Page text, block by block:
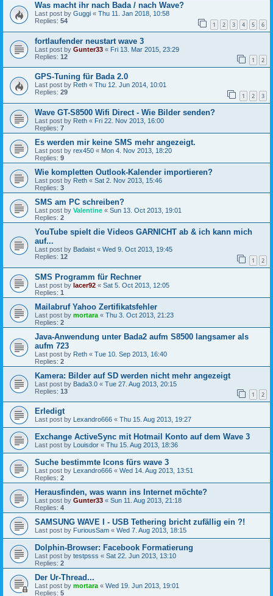
Was macht ihr nach Bada / nach Wave?
Last post by Guggi « Thu 11. Jan 2018, 10:58
Replies: 54 1 2 3 4 5 6
fortlaufender neustart wave 3
Last post by Gunter33 « Fri 13. Mar 2015, 23:29
Replies: 12 1 2
GPS-Tuning für Bada 2.0
Last post by Reth « Thu 12. Jun 2014, 10:01
Replies: 29 1 2 3
Wave GT-S8500 Wifi Direct - Wie Bilder senden?
Last post by Reth « Fri 22. Nov 2013, 16:00
Replies: 7
Es werden mir keine SMS mehr angezeigt.
Last post by rex450 « Mon 4. Nov 2013, 18:20
Replies: 9
Wie kompletten Outlook-Kalender importieren?
Last post by Reth « Sat 2. Nov 2013, 15:46
Replies: 3
SMS am PC schreiben?
Last post by Valentine « Sun 13. Oct 2013, 19:01
Replies: 2
YouTube spielt die Videos GARNICHT ab & ich kann mich
auf...
Last post by Badaist « Wed 9. Oct 2013, 19:45
Replies: 12 1 2
SMS Programm für Rechner
Last post by lacer92 « Sat 5. Oct 2013, 12:05
Replies: 1
Mailabruf Yahoo Zertifikatsfehler
Last post by mortara « Thu 3. Oct 2013, 21:23
Replies: 2
Java-Anwendung unter Bada2 aufm S8500 langsamer als
aufm 723
Last post by Reth « Tue 10. Sep 2013, 16:40
Replies: 2
Kamera: Bilder auf SD werden nicht mehr angezeigt
Last post by Bada3.0 « Tue 27. Aug 2013, 20:15
Replies: 13 1 2
Erledigt
Last post by Lexandro666 « Thu 15. Aug 2013, 19:27
Exchange ActiveSync mit Hotmail Konto auf dem Wave 3
Last post by Louisdor « Thu 15. Aug 2013, 18:36
Suche bestimmte Icons fürs wave 3
Last post by Lexandro666 « Wed 14. Aug 2013, 13:51
Replies: 2
Herausfinden, was wann ins Internet möchte?
Last post by Gunter33 « Sun 11. Aug 2013, 21:18
Replies: 4
SAMSUNG WAVE I - USB Tethering bricht zufällig ein ?!
Last post by FuriousSam « Wed 7. Aug 2013, 18:15
Dolphin-Browser: Facebook Formatierung
Last post by testpsss « Sat 22. Jun 2013, 13:10
Replies: 2
Der Ur-Thread...
Last post by mortara« Wed 19. Jun 2013, 19:01
Replies: 5